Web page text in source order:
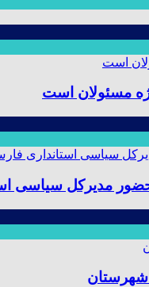
مسئولان است
حضور مدیرکل سیاسی